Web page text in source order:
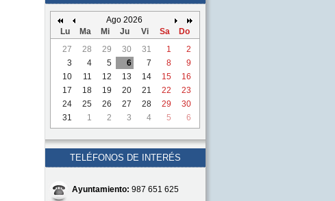
Ago 2026
Lu
Ma Mi Ju Vi Sa
Do
27
28 29 30 31 1
2
3
4 5 6 7 8
9
10
11 12 13 14 15
16
17
18 19 20 21 22
23
24
25 26 27 28 29
30
31
1 2 3 4 5 6
TELÉFONOS DE INTERÉS
Ayuntamiento: 987 651 625